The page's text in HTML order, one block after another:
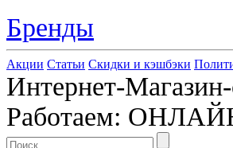
Бренды
Акции Статьи Скидки и кэшбэки
Интернет-
Работаем: